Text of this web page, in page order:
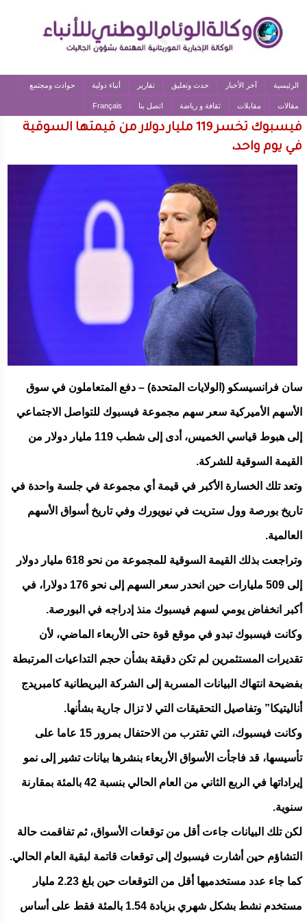
الرئيسية آخر الأخبار حدث وتعليق تقارير أنباء دولية حوادث ومجتمع
مقالات مقابلات ثقافة و رياضة اتصل بنا Français
فيسبوك تخسر 119 مليار دولار من قيمتها السوقية
في يوم واحد،
سان فرانسيسكو (الولايات المتحدة) – دفع المتعاملون في سوق
الأسهم الأميركية سعر سهم مجموعة فيسبوك للتواصل الاجتماعي
إلى هبوط قياسي الخميس، أدى إلى شطب 119 مليار دولار من
القيمة السوقية للشركة.
وتعد تلك الخسارة الأكبر في قيمة أي مجموعة في جلسة واحدة في
تاريخ بورصة وول ستريت في نيويورك وفي تاريخ أسواق الأسهم
العالمية.
وتراجعت بذلك القيمة السوقية للمجموعة من نحو 618 مليار دولار
إلى 509 مليارات حين انحدر سعر السهم إلى نحو 176 دولارا، في
أكبر انخفاض يومي لسهم فيسبوك منذ إدراجه في البورصة.
وكانت فيسبوك تبدو في موقع قوة حتى الأربعاء الماضي، لأن
تقديرات المستثمرين لم تكن دقيقة بشأن حجم التداعيات المرتبطة
بفضيحة انتهاك البيانات المسربة إلى الشركة البريطانية كامبريدج
أناليتيكا” وتفاصيل التحقيقات التي لا تزال جارية بشأنها.
وكانت فيسبوك، التي تقترب من الاحتفال بمرور 15 عاما على
تأسيسها، قد فاجأت الأسواق الأربعاء بنشرها بيانات تشير إلى نمو
إيراداتها في الربع الثاني من العام الحالي بنسبة 42 بالمئة بمقارنة
سنوية.
لكن تلك البيانات جاءت أقل من توقعات الأسواق، ثم تفاقمت حالة
التشاؤم حين أشارت فيسبوك إلى توقعات قاتمة لبقية العام الحالي.
كما جاء عدد مستخدميها أقل من التوقعات حين بلغ 2.23 مليار
مستخدم نشط بشكل شهري بزيادة 1.54 بالمئة فقط على أساس